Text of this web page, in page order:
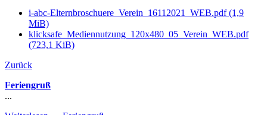
i-abc-Elternbroschuere_Verein_16112021_WEB.pdf(1,9
MiB)
klicksafe_Mediennutzung_120x480_05_Verein_WEB.pdf
(723,1 KiB)
Zurück
Feriengruß
...